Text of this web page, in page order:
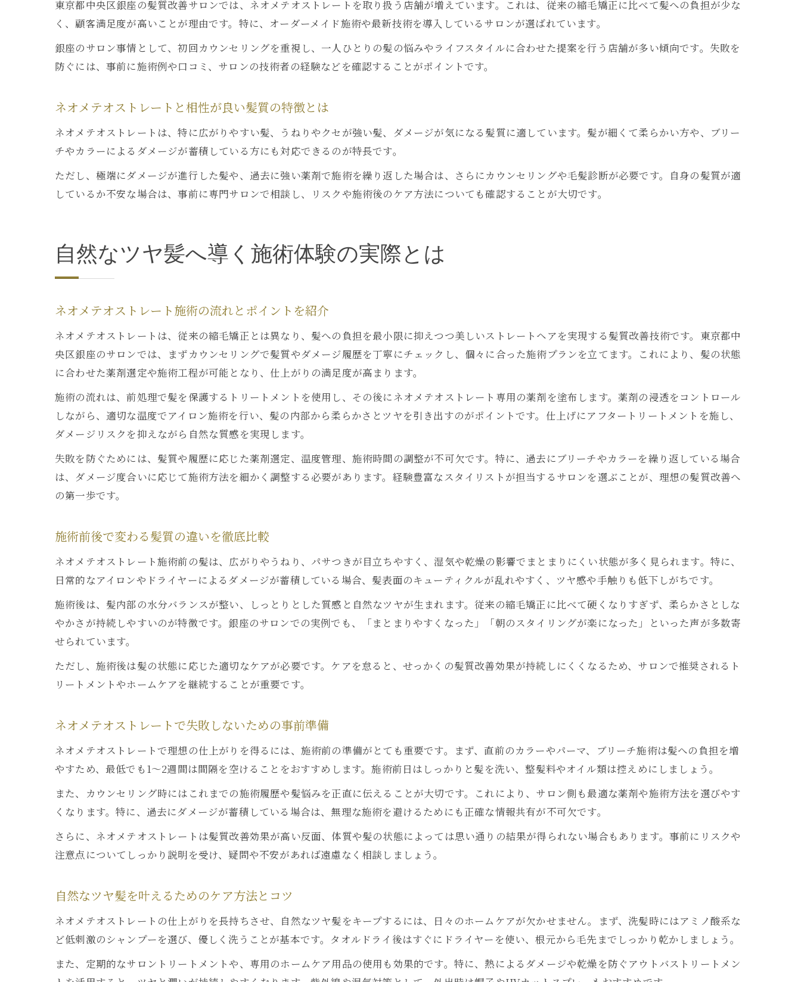
ネオメテオストレート取扱店の特徴や実績を解説
口コミやレビューを活用したサロン比較のコツ
東京都中央区銀座の髪質改善サロンでは、ネオメテオストレートを取り扱う店舗が増えています。これは、従来の縮毛矯正に比べて髪への負担が少な
く、顧客満足度が高いことが理由です。特に、オーダーメイド施術や最新技術を導入しているサロンが選ばれています。
銀座のサロン事情として、初回カウンセリングを重視し、一人ひとりの髪の悩みやライフスタイルに合わせた提案を行う店舗が多い傾向です。失敗を
防ぐには、事前に施術例や口コミ、サロンの技術者の経験などを確認することがポイントです。
ネオメテオストレートと相性が良い髪質の特徴とは
ネオメテオストレートは、特に広がりやすい髪、うねりやクセが強い髪、ダメージが気になる髪質に適しています。髪が細くて柔らかい方や、ブリー
チやカラーによるダメージが蓄積している方にも対応できるのが特長です。
ただし、極端にダメージが進行した髪や、過去に強い薬剤で施術を繰り返した場合は、さらにカウンセリングや毛髪診断が必要です。自身の髪質が適
しているか不安な場合は、事前に専門サロンで相談し、リスクや施術後のケア方法についても確認することが大切です。
自然なツヤ髪へ導く施術体験の実際とは
ネオメテオストレート施術の流れとポイントを紹介
ネオメテオストレートは、従来の縮毛矯正とは異なり、髪への負担を最小限に抑えつつ美しいストレートヘアを実現する髪質改善技術です。東京都中
央区銀座のサロンでは、まずカウンセリングで髪質やダメージ履歴を丁寧にチェックし、個々に合った施術プランを立てます。これにより、髪の状態
に合わせた薬剤選定や施術工程が可能となり、仕上がりの満足度が高まります。
施術の流れは、前処理で髪を保護するトリートメントを使用し、その後にネオメテオストレート専用の薬剤を塗布します。薬剤の浸透をコントロール
しながら、適切な温度でアイロン施術を行い、髪の内部から柔らかさとツヤを引き出すのがポイントです。仕上げにアフタートリートメントを施し、
ダメージリスクを抑えながら自然な質感を実現します。
失敗を防ぐためには、髪質や履歴に応じた薬剤選定、温度管理、施術時間の調整が不可欠です。特に、過去にブリーチやカラーを繰り返している場合
は、ダメージ度合いに応じて施術方法を細かく調整する必要があります。経験豊富なスタイリストが担当するサロンを選ぶことが、理想の髪質改善へ
の第一歩です。
施術前後で変わる髪質の違いを徹底比較
ネオメテオストレート施術前の髪は、広がりやうねり、パサつきが目立ちやすく、湿気や乾燥の影響でまとまりにくい状態が多く見られます。特に、
日常的なアイロンやドライヤーによるダメージが蓄積している場合、髪表面のキューティクルが乱れやすく、ツヤ感や手触りも低下しがちです。
施術後は、髪内部の水分バランスが整い、しっとりとした質感と自然なツヤが生まれます。従来の縮毛矯正に比べて硬くなりすぎず、柔らかさとしな
やかさが持続しやすいのが特徴です。銀座のサロンでの実例でも、「まとまりやすくなった」「朝のスタイリングが楽になった」といった声が多数寄
せられています。
ただし、施術後は髪の状態に応じた適切なケアが必要です。ケアを怠ると、せっかくの髪質改善効果が持続しにくくなるため、サロンで推奨されるト
リートメントやホームケアを継続することが重要です。
ネオメテオストレートで失敗しないための事前準備
ネオメテオストレートで理想の仕上がりを得るには、施術前の準備がとても重要です。まず、直前のカラーやパーマ、ブリーチ施術は髪への負担を増
やすため、最低でも1～2週間は間隔を空けることをおすすめします。施術前日はしっかりと髪を洗い、整髪料やオイル類は控えめにしましょう。
また、カウンセリング時にはこれまでの施術履歴や髪悩みを正直に伝えることが大切です。これにより、サロン側も最適な薬剤や施術方法を選びやす
くなります。特に、過去にダメージが蓄積している場合は、無理な施術を避けるためにも正確な情報共有が不可欠です。
さらに、ネオメテオストレートは髪質改善効果が高い反面、体質や髪の状態によっては思い通りの結果が得られない場合もあります。事前にリスクや
注意点についてしっかり説明を受け、疑問や不安があれば遠慮なく相談しましょう。
自然なツヤ髪を叶えるためのケア方法とコツ
ネオメテオストレートの仕上がりを長持ちさせ、自然なツヤ髪をキープするには、日々のホームケアが欠かせません。まず、洗髪時にはアミノ酸系な
ど低刺激のシャンプーを選び、優しく洗うことが基本です。タオルドライ後はすぐにドライヤーを使い、根元から毛先までしっかり乾かしましょう。
また、定期的なサロントリートメントや、専用のホームケア用品の使用も効果的です。特に、熱によるダメージや乾燥を防ぐアウトバストリートメン